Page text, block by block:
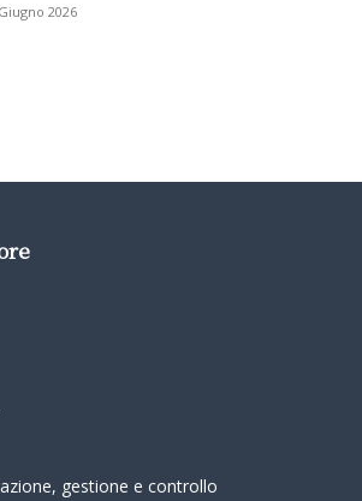
2026
gestione e controllo